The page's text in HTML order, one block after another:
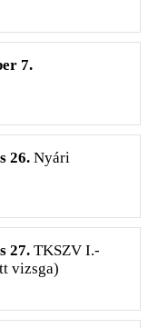
7.
26. Nyári
27. TKSZV I.-
vizsga)